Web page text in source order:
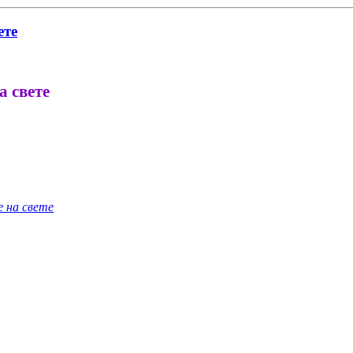
свете
свете